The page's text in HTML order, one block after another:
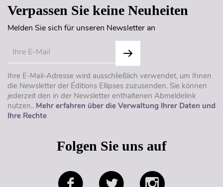
Verpassen Sie keine Neuheiten
Melden Sie sich für unseren Newsletter an
Ihre E-Mail-Adresse wird ausschließlich verwendet, um Ihnen
die Newsletter der Éditions Ellipses zuzusenden. Sie können
jederzeit den in der Newsletter enthaltenen Abmeldelink
nutzen.. Mehr erfahren über die Verwaltung Ihrer Daten und
Ihre Rechte
Folgen Sie uns auf